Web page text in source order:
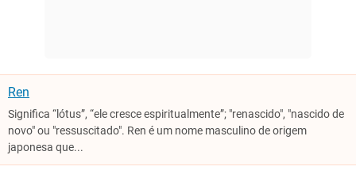
Ren
Significa “lótus”, “ele cresce espiritualmente”; "renascido", "nascido de
novo" ou "ressuscitado". Ren é um nome masculino de origem
japonesa que...